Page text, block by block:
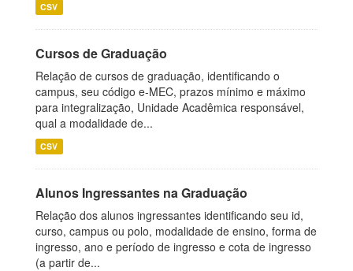
CSV
Cursos de Graduação
Relação de cursos de graduação, identificando o
campus, seu código e-MEC, prazos mínimo e máximo
para integralização, Unidade Acadêmica responsável,
qual a modalidade de...
CSV
Alunos Ingressantes na Graduação
Relação dos alunos ingressantes identificando seu id,
curso, campus ou polo, modalidade de ensino, forma de
ingresso, ano e período de ingresso e cota de ingresso
(a partir de...